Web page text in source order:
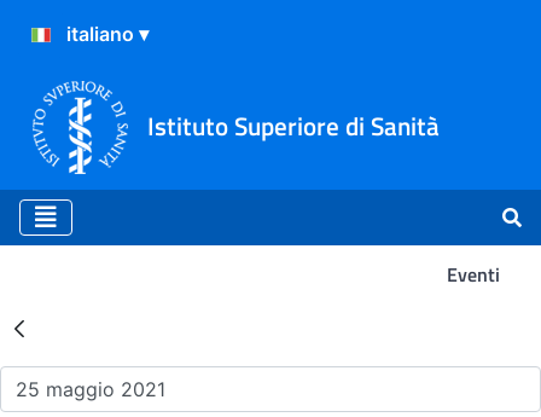
Istituto Superiore di Sanità
Eventi
Risultati della Ricerca -